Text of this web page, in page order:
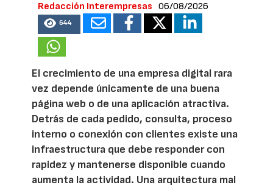
Redacción Interempresas 06/08/2026
644
El crecimiento de una empresa digital rara
vez depende únicamente de una buena
página web o de una aplicación atractiva.
Detrás de cada pedido, consulta, proceso
interno o conexión con clientes existe una
infraestructura que debe responder con
rapidez y mantenerse disponible cuando
aumenta la actividad. Una arquitectura mal